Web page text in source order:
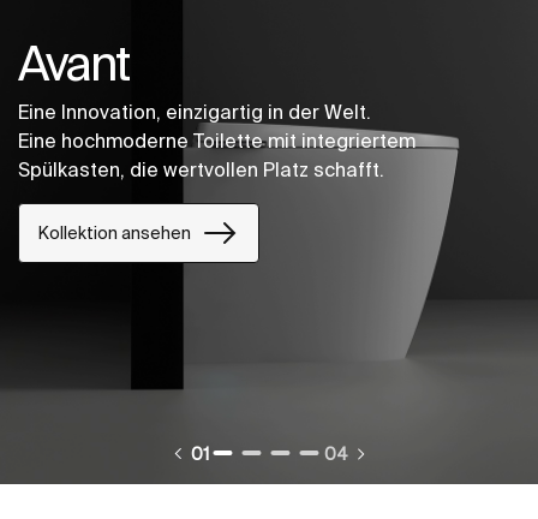
Avant
Eine Innovation, einzigartig in der Welt.
Eine hochmoderne Toilette mit integriertem
Spülkasten, die wertvollen Platz schafft.
Kollektion ansehen
01 04